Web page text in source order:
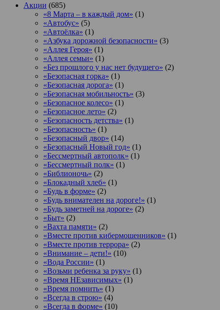
Акции (685)
«8 Марта – в каждый дом» (1)
«Автобус» (5)
«Автоёлка» (1)
«Азбука дорожной безопасности» (3)
«Аллея Героя» (1)
«Аллея семьи» (1)
«Без прошлого у нас нет будущего» (2)
«Безопасная горка» (1)
«Безопасная дорога» (1)
«Безопасная мобильность» (3)
«Безопасное колесо» (1)
«Безопасное лето» (2)
«Безопасность детства» (1)
«Безопасность» (1)
«Безопасный двор» (14)
«Безопасный Новый год» (1)
«Бессмертный автополк» (1)
«Бессмертный полк» (1)
«Библионочь» (2)
«Блокадный хлеб» (1)
«Будь в форме» (2)
«Будь внимателен на дороге!» (1)
«Будь заметней на дороге» (2)
«Быт» (2)
«Вахта памяти» (2)
«Вместе против кибермошенников» (1)
«Вместе против террора» (2)
«Внимание – дети!» (10)
«Вода России» (1)
«Возьми ребенка за руку» (1)
«Время НЕзависимых» (1)
«Время помнить» (1)
«Всегда в строю» (4)
«Всегда в форме» (10)